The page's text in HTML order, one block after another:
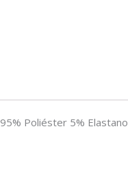
95% Poliéster 5% Elastano